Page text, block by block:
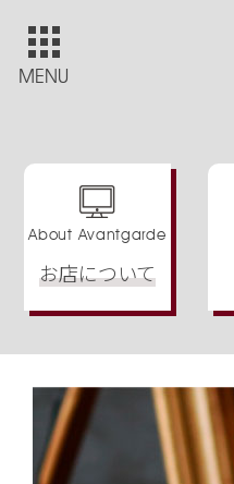
About Avantgarde
お店について